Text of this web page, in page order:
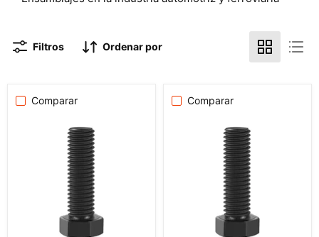
Filtros Ordenar por
Comparar Comparar